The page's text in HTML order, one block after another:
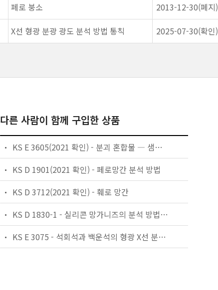
페로 붕소 2013-12-30(폐지)
X선 형광 분광 광도 분석 방법 통칙 2025-07-30(확인)
다른 사람이 함께 구입한 상품
KS E 3605(2021 확인) - 분괴 혼합물 ― 샘플링 방법 통칙
KS D 1901(2021 확인) - 페로망간 분석 방법
KS D 3712(2021 확인) - 훼로 망간
KS D 1830-1 - 실리콘 망가니즈의 분석 방법 —제1부: 망가니즈 정량 방법
KS E 3075 - 석회석과 백운석의 형광 X선 분석 방법